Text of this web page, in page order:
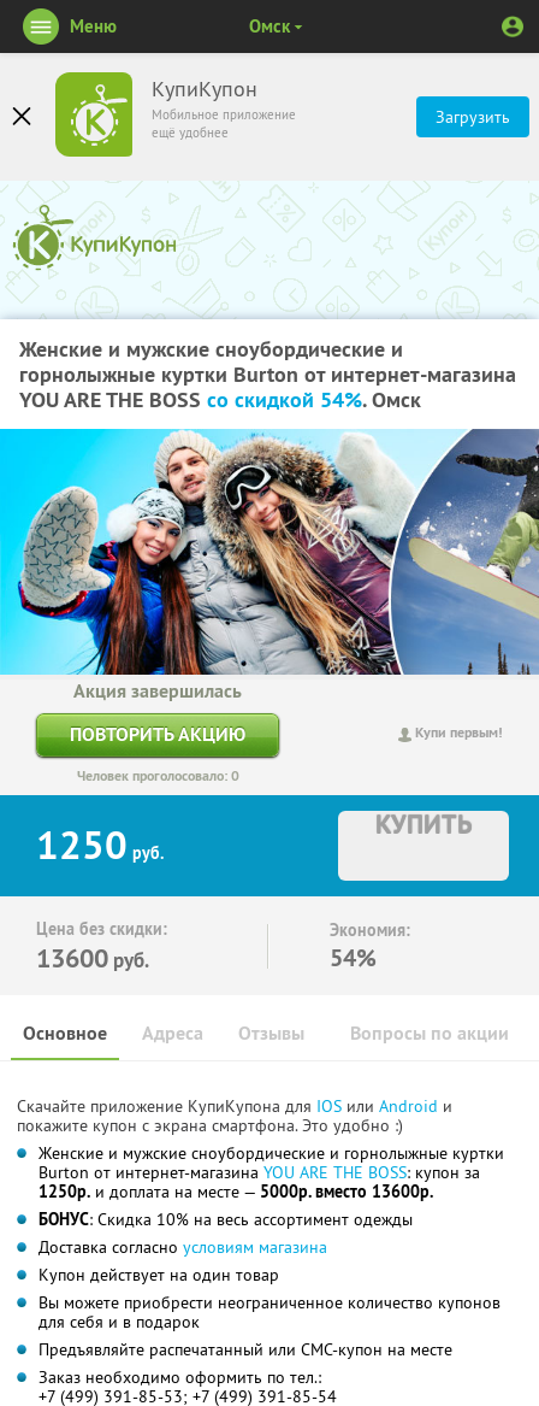
КупиКупон
Мобильное приложение
ещё удобнее
Загрузить
Меню Омск
Женские и мужские сноубордические и
горнолыжные куртки Burton от интернет-магазина
YOU ARE THE BOSS со скидкой 54%. Омск
Купи первым!
Акция завершилась
ПОВТОРИТЬ АКЦИЮ
Человек проголосовало: 0
1250 руб.
КУПИТЬ
Цена без скидки:
13600 руб.
Экономия:
54%
Основное Отзывы Вопросы по акции
Адреса
Скачайте приложение КупиКупона для IOS или Android и
покажите купон с экрана смартфона. Это удобно :)
Женские и мужские сноубордические и горнолыжные куртки
Burton от интернет-магазина YOU ARE THE BOSS: купон за
1250р. и доплата на месте — 5000р. вместо 13600р.
БОНУС: Скидка 10% на весь ассортимент одежды
Доставка согласно условиям магазина
Купон действует на один товар
Вы можете приобрести неограниченное количество купонов
для себя и в подарок
Предъявляйте распечатанный или СМС-купон на месте
Заказ необходимо оформить по тел.:
+7 (499) 391-85-53; +7 (499) 391-85-54